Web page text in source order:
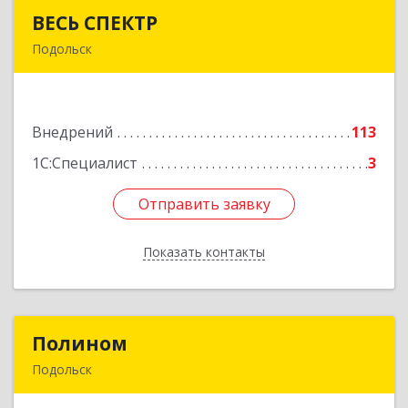
ВЕСЬ СПЕКТР
Подольск
Внедрений
113
1С:Специалист
3
Отправить заявку
Показать контакты
Подробнее
Отправить заявку
Назад
Полином
Подольск